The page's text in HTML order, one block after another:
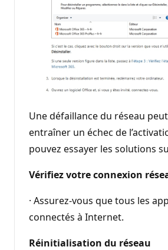
Une défaillance du réseau
entraîner un échec de
pouvez essayer les solutions
Vérifiez votre connexion
· Assurez-vous que tous les
connectés à Internet.
Réinitialisation du réseau